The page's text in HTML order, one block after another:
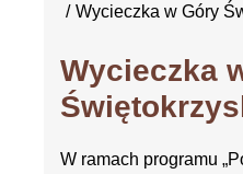
Wycieczka w Góry
Wycieczka
W ramach programu